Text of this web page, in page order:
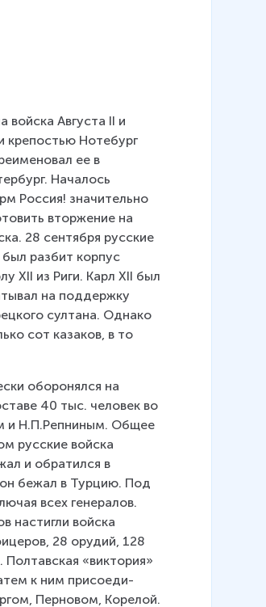
войска Августа II и
крепостью Нотебург
ее в
Началось
Россия! значительно
вторжение на
28 сентября русские
разбит корпус
XII из Риги. Карл XII был
на поддержку
султана. Однако
сот казаков, в то
оборонялся на
40 тыс. человек во
и Н.П.Репниным. Общее
русские войска
и обратился в
он бежал в Турцию. Под
всех генералов.
настигли войска
28 орудий, 128
«виктория»
к ним присоеди­
Перновом, Корелой.